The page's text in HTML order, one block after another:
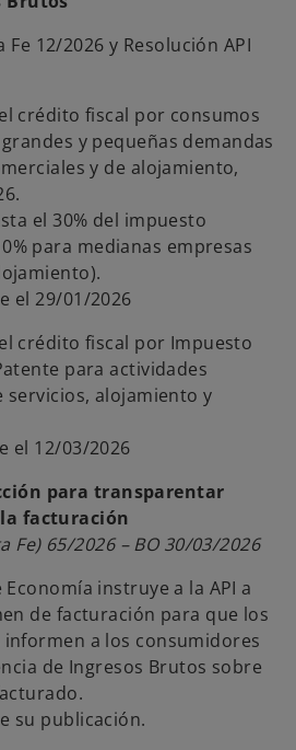
Fe 12/2026 y Resolución API
crédito fiscal por consumos
y pequeñas demandas
y de alojamiento,
el 30% del impuesto
para medianas empresas
el 29/01/2026
crédito fiscal por Impuesto
para actividades
servicios, alojamiento y
el 12/03/2026
para transparentar
facturación
Fe) 65/2026 – BO 30/03/2026
instruye a la API a
de facturación para que los
a los consumidores
de Ingresos Brutos sobre
su publicación.